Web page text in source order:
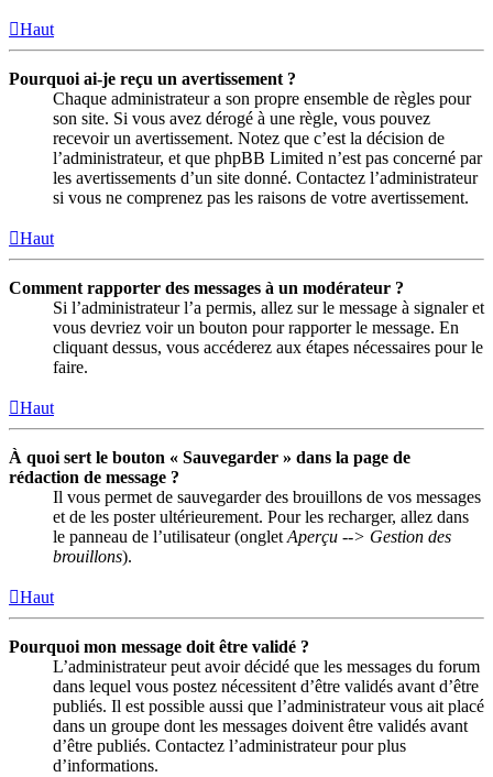
Haut
Pourquoi ai-je reçu un avertissement ?
Chaque administrateur a son propre ensemble de règles pour
son site. Si vous avez dérogé à une règle, vous pouvez
recevoir un avertissement. Notez que c’est la décision de
l’administrateur, et que phpBB Limited n’est pas concerné par
les avertissements d’un site donné. Contactez l’administrateur
si vous ne comprenez pas les raisons de votre avertissement.
Haut
Comment rapporter des messages à un modérateur ?
Si l’administrateur l’a permis, allez sur le message à signaler et
vous devriez voir un bouton pour rapporter le message. En
cliquant dessus, vous accéderez aux étapes nécessaires pour le
faire.
Haut
À quoi sert le bouton « Sauvegarder » dans la page de
rédaction de message ?
Il vous permet de sauvegarder des brouillons de vos messages
et de les poster ultérieurement. Pour les recharger, allez dans
le panneau de l’utilisateur (onglet Aperçu --> Gestion des
brouillons).
Haut
Pourquoi mon message doit être validé ?
L’administrateur peut avoir décidé que les messages du forum
dans lequel vous postez nécessitent d’être validés avant d’être
publiés. Il est possible aussi que l’administrateur vous ait placé
dans un groupe dont les messages doivent être validés avant
d’être publiés. Contactez l’administrateur pour plus
d’informations.